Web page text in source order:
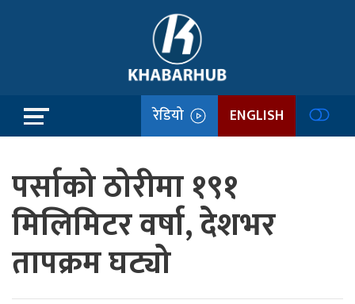
रेडियो ENGLISH
पर्साको ठोरीमा १९१
मिलिमिटर वर्षा, देशभर
तापक्रम घट्यो